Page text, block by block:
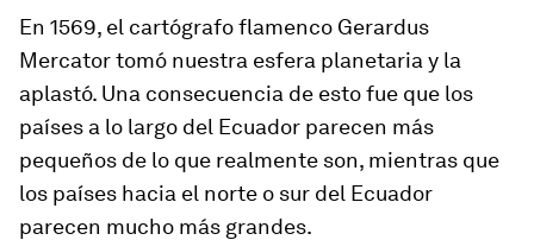
En 1569, el cartógrafo flamenco Gerardus
Mercator tomó nuestra esfera planetaria y la
aplastó. Una consecuencia de esto fue que los
países a lo largo del Ecuador parecen más
pequeños de lo que realmente son, mientras que
los países hacia el norte o sur del Ecuador
parecen mucho más grandes.